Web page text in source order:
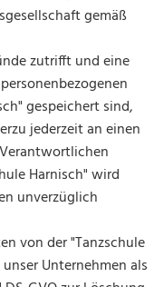
gemäß
zutrifft und eine
gespeichert sind,
jederzeit an einen
Harnisch" wird
unverzüglich
von der "Tanzschule
Unternehmen als